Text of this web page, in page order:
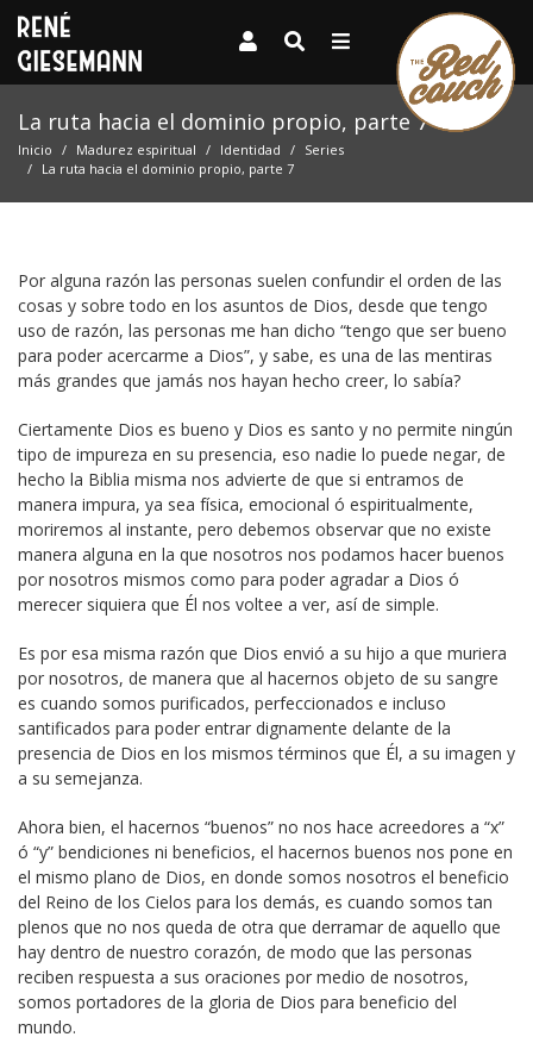
La ruta hacia el dominio propio, parte 7
Inicio Madurez espiritual Identidad
Series
La ruta hacia el dominio propio, parte 7
Por alguna razón las personas suelen confundir el orden de las
cosas y sobre todo en los asuntos de Dios, desde que tengo
uso de razón, las personas me han dicho “tengo que ser bueno
para poder acercarme a Dios”, y sabe, es una de las mentiras
más grandes que jamás nos hayan hecho creer, lo sabía?
Ciertamente Dios es bueno y Dios es santo y no permite ningún
tipo de impureza en su presencia, eso nadie lo puede negar, de
hecho la Biblia misma nos advierte de que si entramos de
manera impura, ya sea física, emocional ó espiritualmente,
moriremos al instante, pero debemos observar que no existe
manera alguna en la que nosotros nos podamos hacer buenos
por nosotros mismos como para poder agradar a Dios ó
merecer siquiera que Él nos voltee a ver, así de simple.
Es por esa misma razón que Dios envió a su hijo a que muriera
por nosotros, de manera que al hacernos objeto de su sangre
es cuando somos purificados, perfeccionados e incluso
santificados para poder entrar dignamente delante de la
presencia de Dios en los mismos términos que Él, a su imagen y
a su semejanza.
Ahora bien, el hacernos “buenos” no nos hace acreedores a “x”
ó “y” bendiciones ni beneficios, el hacernos buenos nos pone en
el mismo plano de Dios, en donde somos nosotros el beneficio
del Reino de los Cielos para los demás, es cuando somos tan
plenos que no nos queda de otra que derramar de aquello que
hay dentro de nuestro corazón, de modo que las personas
reciben respuesta a sus oraciones por medio de nosotros,
somos portadores de la gloria de Dios para beneficio del
mundo.